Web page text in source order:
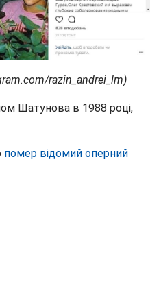
razin_andrei_lm)
Шатунова в 1988 році,
помер відомий оперний